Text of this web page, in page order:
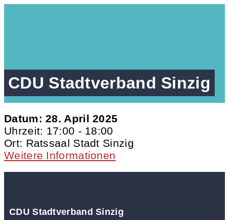
CDU Stadtverband Sinzig
Datum:28. April 2025
Uhrzeit: 17:00 - 18:00
Ort: Ratssaal Stadt Sinzig
Weitere Informationen
CDU Stadtverband Sinzig